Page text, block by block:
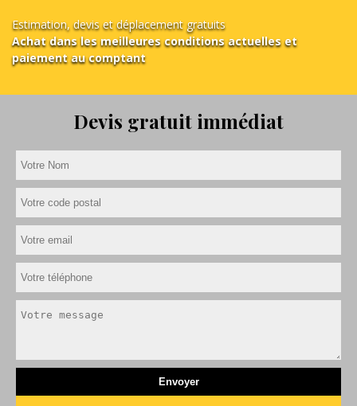
Estimation, devis et déplacement gratuits
Achat dans les meilleures conditions actuelles et
paiement au comptant
Devis gratuit immédiat